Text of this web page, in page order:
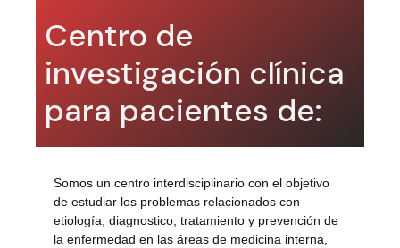
Centro de
investigación clínica
para pacientes de:
Somos un centro interdisciplinario con el objetivo
de estudiar los problemas relacionados con
etiología, diagnostico, tratamiento y prevención de
la enfermedad en las áreas de medicina interna,